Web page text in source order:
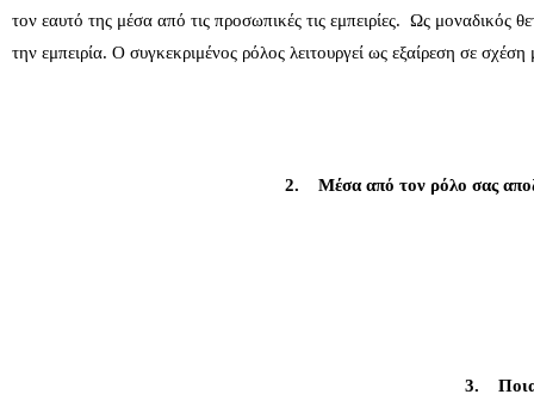
τον εαυτό της μέσα από τις προσωπικές τις εμπειρίες. Ως μοναδικός
την εμπειρία. Ο συγκεκριμένος ρόλος λειτουργεί ως εξαίρεση σε
2. Μέσα από τον ρόλο σας
3. Ποια